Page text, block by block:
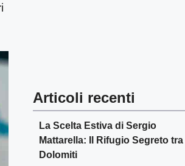
Articoli recenti
La Scelta Estiva di Sergio
Mattarella: Il Rifugio Segreto tra
Dolomiti